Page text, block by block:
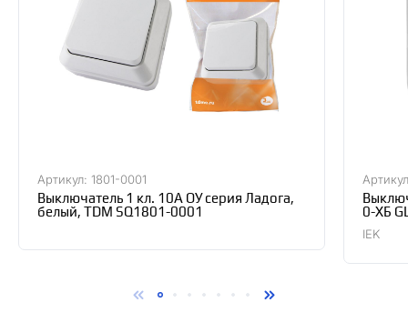
Артикул: 1801-0001
Выключатель 1 кл. 10А ОУ серия Ладога,
белый, TDM SQ1801-0001
0-ХБ
IEK